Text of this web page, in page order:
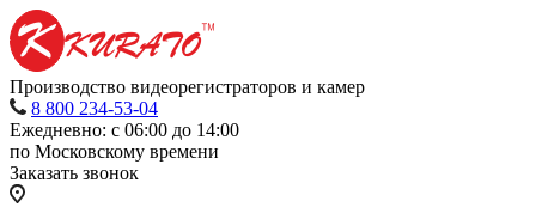
Производство видеорегистраторов и камер
8 800 234-53-04
Ежедневно: с 06:00 до 14:00
по Московскому времени
Заказать звонок